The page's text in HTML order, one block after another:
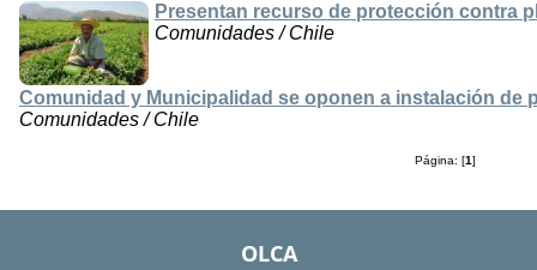
Presentan recurso de protección contra
Comunidades / Chile
Comunidad y Municipalidad se oponen a instalación de
Comunidades / Chile
Página: [1]
OLCA